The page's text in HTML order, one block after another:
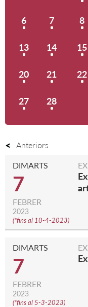
6 7 8
13 14 15
20 21 22
27 28
Anteriors
DIMARTS
7
FEBRER
2023
(*fins al 10-4-2023)
DIMARTS
7
FEBRER
2023
(*fins al 5-3-2023)